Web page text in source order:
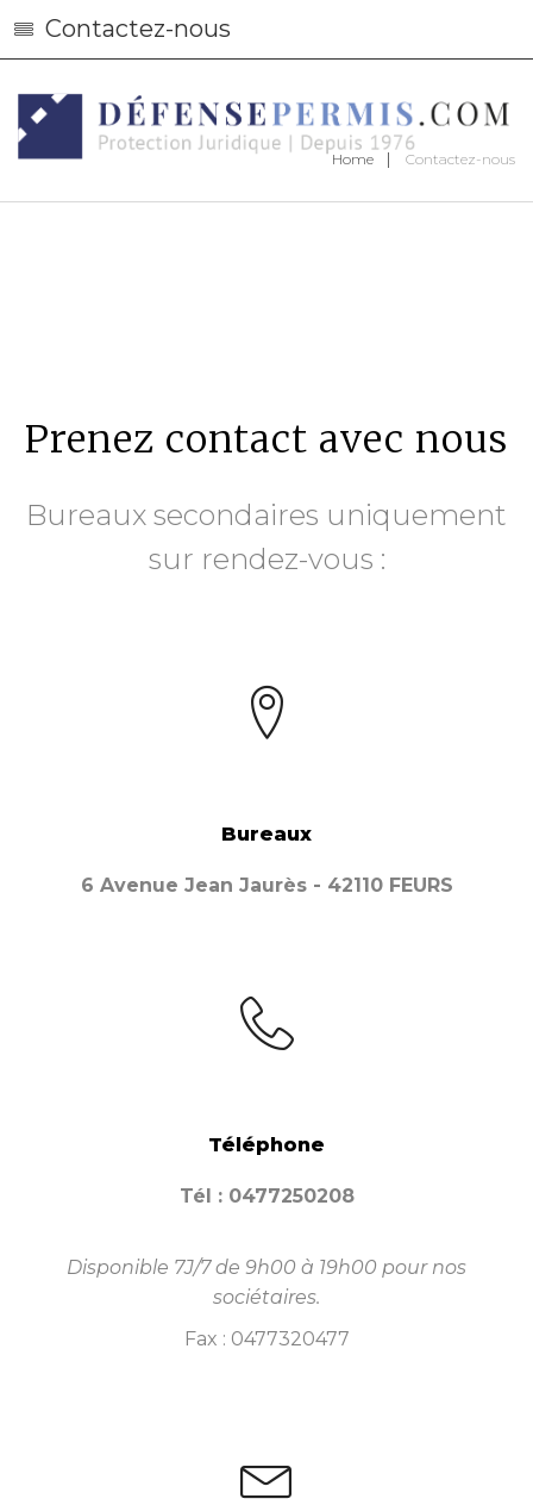
Contactez-nous
Home Contactez-nous
Prenez contact avec nous
Bureaux secondaires uniquement
sur rendez-vous :
Bureaux
6 Avenue Jean Jaurès - 42110 FEURS
Téléphone
Tél : 0477250208
Disponible 7J/7 de 9h00 à 19h00 pour nos
sociétaires.
Fax : 0477320477